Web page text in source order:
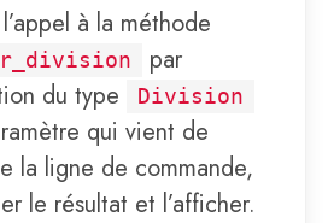
à la méthode
par
du type
Division
qui vient de
la ligne de commande,
le résultat et l’afficher.